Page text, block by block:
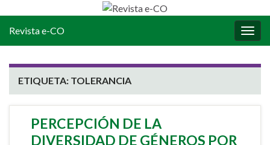
la
Revista e-CO
ETIQUETA: TOLERANCIA
PERCEPCIÓN DE LA
DIVERSIDAD DE GÉNEROS POR